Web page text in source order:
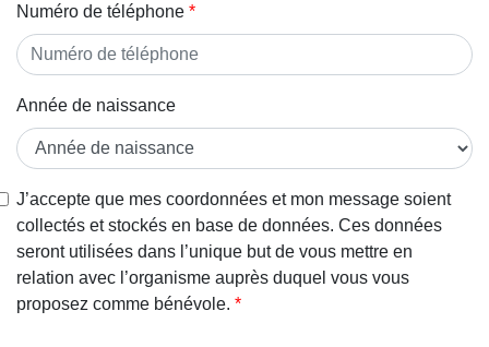
Numéro de téléphone
Année de naissance
J’accepte que mes coordonnées et mon message soient
collectés et stockés en base de données. Ces données
seront utilisées dans l’unique but de vous mettre en
relation avec l’organisme auprès duquel vous vous
proposez comme bénévole.